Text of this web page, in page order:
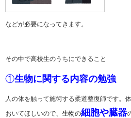
などが必要になってきます。
その中で高校生のうちにできること
①生物に関する内容の勉強
人の体を触って施術する柔道整復師です。
おいてほしいので、生物の細胞や臓器